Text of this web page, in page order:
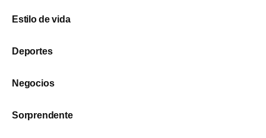
Estilo de vida
Deportes
Negocios
Sorprendente